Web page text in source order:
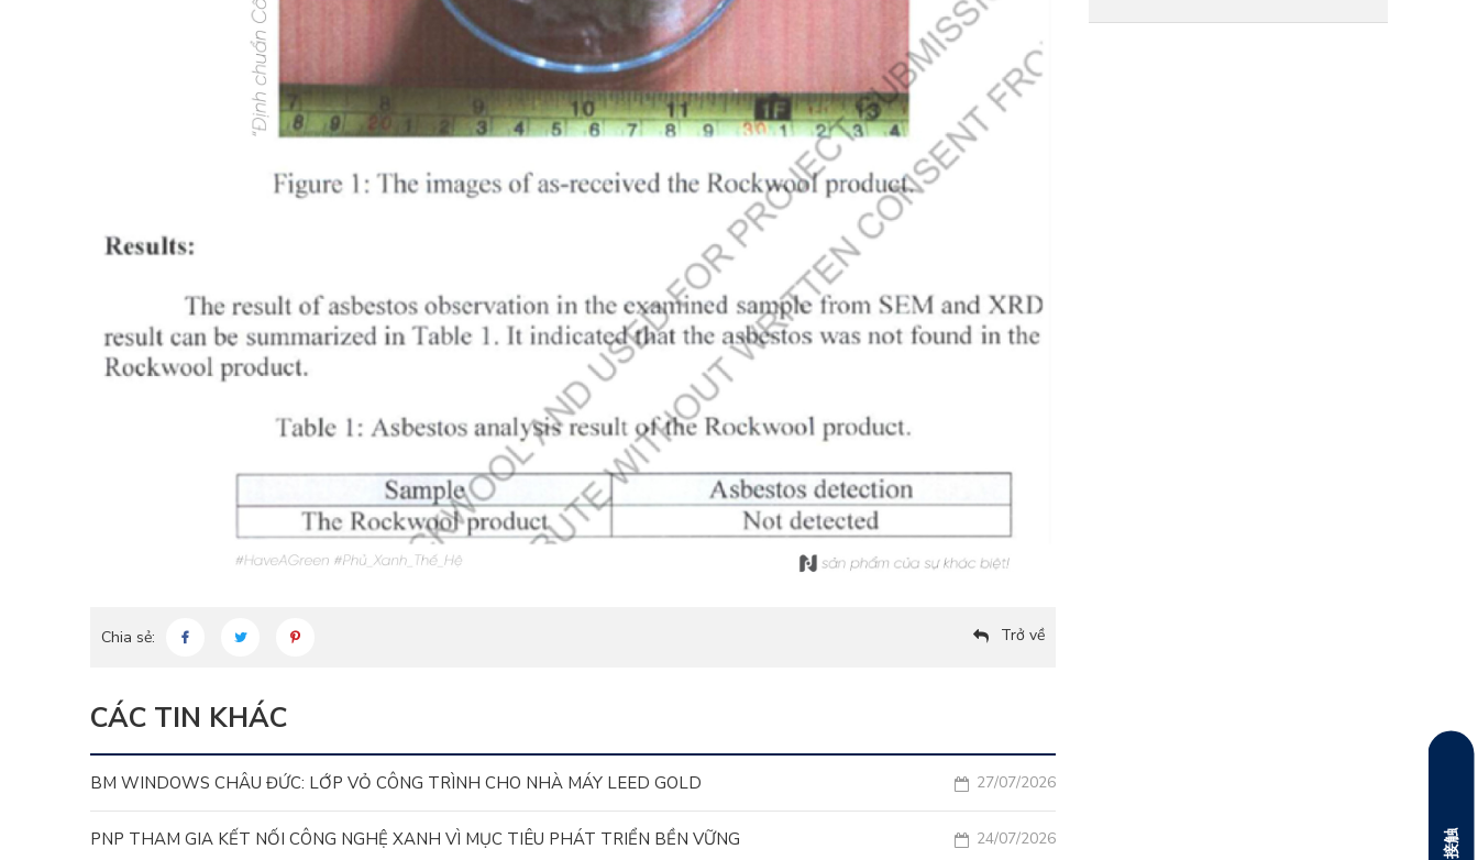
Chia sẻ: Trở về
CÁC TIN KHÁC
BM WINDOWS CHÂU ĐỨC: LỚP VỎ CÔNG TRÌNH CHO NHÀ MÁY LEED GOLD 27/07/2026
PNP THAM GIA KẾT NỐI CÔNG NGHỆ XANH VÌ MỤC TIÊU PHÁT TRIỂN BỀN VỮNG 24/07/2026 接触